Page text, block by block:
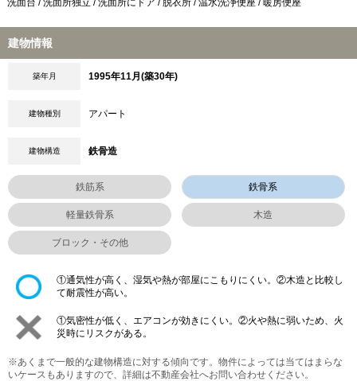
洗面台 / 洗面所独立 / 洗面所にドア / 脱衣所 / 温水洗浄便座 / 暖房便座
建物情報
築年月 1995年11月(築30年)
建物種別 アパート
建物構造 鉄骨造
鉄筋系 鉄骨系
軽量鉄骨系 木造
ブロック・その他
①通気性が高く、湿気や熱が部屋にこもりにくい。②木造と比較し
て耐震性が高い。
①気密性が低く、エアコンが効きにくい。②火や熱に弱いため、火
災時にリスクがある。
※あくまで一般的な建物構造に対する傾向です。物件によっては当てはまらな
いケースもありますので、詳細は不動産会社へお問い合わせください。